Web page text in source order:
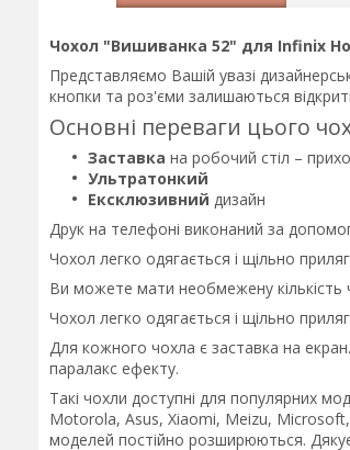
Чохол "Вишиванка 52" для Infinix
Представляємо Вашій увазі
кнопки та роз'єми залишаються
Основні переваги цього
Заставка на робочий стіл –
Ультратонкий
Ексклюзивний дизайн
Друк на телефоні виконаний за
Чохол легко одягається і щільно
Ви можете мати необмежену кількість
Чохол легко одягається і щільно
Для кожного чохла є заставка на
паралакс ефекту.
Такі чохли доступні для популярних
Motorola, Asus, Xiaomi, Meizu,
моделей постійно розширюються.